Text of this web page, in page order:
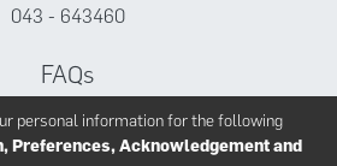
043 - 643460
FAQs
Facebook
Twitter
personal information for the following
Preferences, Acknowledgement and